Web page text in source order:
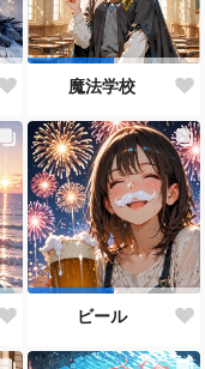
魔法学校
ビール